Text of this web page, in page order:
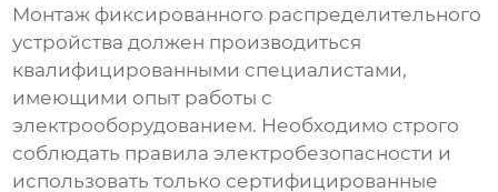
Монтаж фиксированного распределительного
устройства должен производиться
квалифицированными специалистами,
имеющими опыт работы с
электрооборудованием. Необходимо строго
соблюдать правила электробезопасности и
использовать только сертифицированные